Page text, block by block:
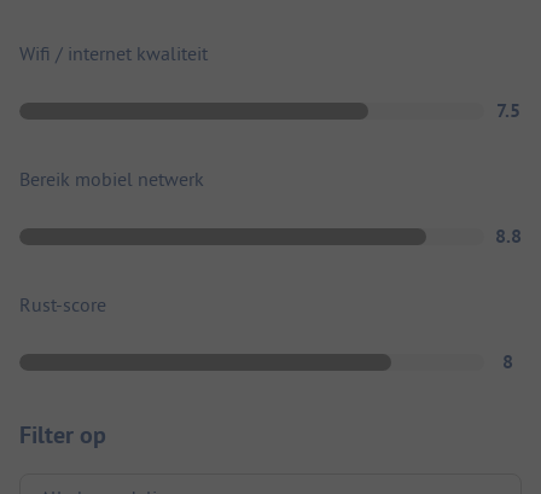
Wifi / internet kwaliteit
7.5
Bereik mobiel netwerk
8.8
Rust-score
8
Filter op